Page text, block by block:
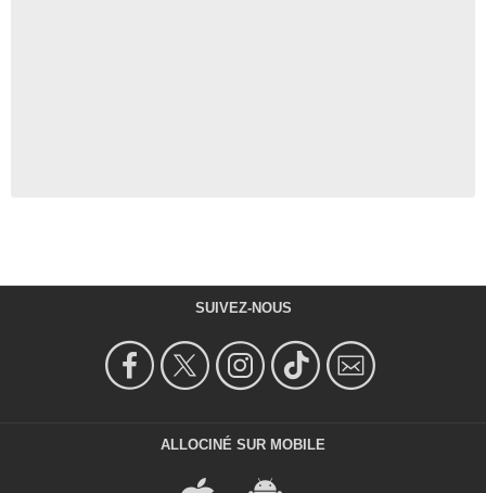
SUIVEZ-NOUS
ALLOCINÉ SUR MOBILE